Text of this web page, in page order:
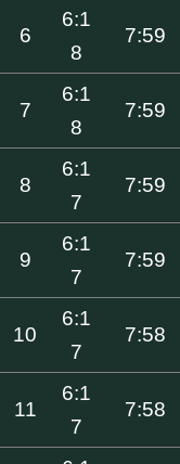
6
6:1
8
7:59
7
6:1
8
7:59
8
6:1
7
7:59
9
6:1
7
7:59
10
6:1
7
7:58
11
6:1
7
7:58